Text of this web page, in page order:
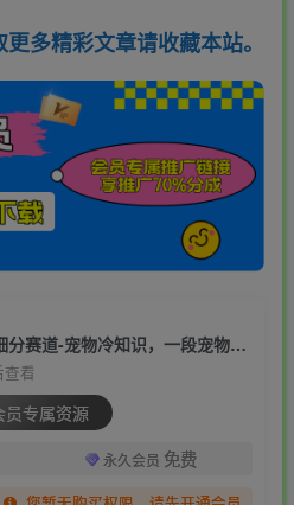
多精彩文章请收藏本站。
（6543期）不起眼的抖音细分赛道-宠物冷知识，一段宠物视频配文案，有人靠这个月入10w
查看
员专属资源
永久会员 免费